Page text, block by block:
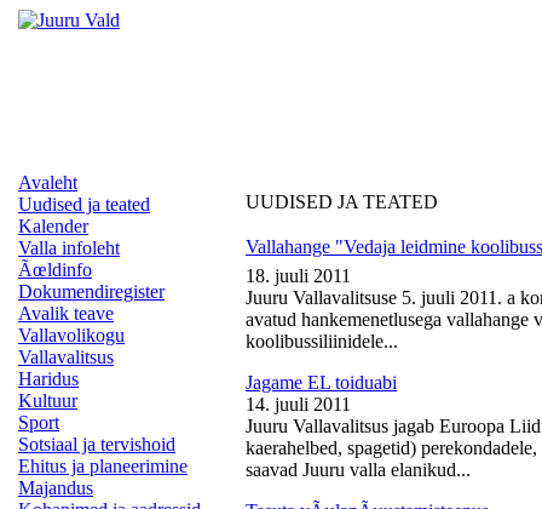
Avaleht
Uudised ja teated
Kalender
Valla infoleht
Ãœldinfo
Dokumendiregister
Avalik teave
Vallavolikogu
Vallavalitsus
Haridus
Kultuur
Sport
Sotsiaal ja tervishoid
Ehitus ja planeerimine
Majandus
UUDISED JA TEATED
Vallahange "Vedaja leidmine
18. juuli 2011
Juuru Vallavalitsuse 5. juuli 2011. a
avatud hankemenetlusega vallahange
koolibussiliinidele...
Jagame EL toiduabi
14. juuli 2011
Juuru Vallavalitsus jagab Euroopa
kaerahelbed, spagetid)
saavad Juuru valla elanikud...